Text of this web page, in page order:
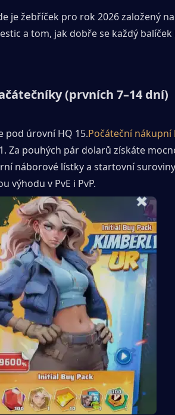
je žebříček pro rok 2026 založený
a tom, jak dobře se každý
(prvních 7–14 dní)
pod úrovní HQ 15.Počáteční nákupní
Za pouhých pár dolarů získáte
náborové lístky a startovní
výhodu v PvE i PvP.